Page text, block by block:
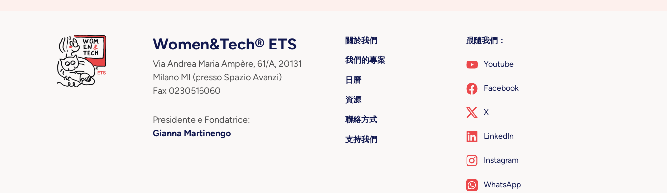
Women&Tech® ETS
Via Andrea Maria Ampère, 61/A, 20131
Milano MI (presso Spazio Avanzi)
Fax 0230516060
Presidente e Fondatrice:
Gianna Martinengo
關於我們
我們的專案
日曆
資源
聯絡方式
支持我們
跟隨我們：
Youtube
Facebook
X
LinkedIn
Instagram
WhatsApp